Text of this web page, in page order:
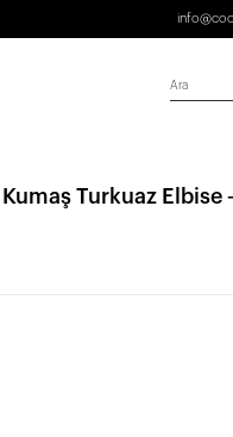
Ara
Turkuaz Elbise